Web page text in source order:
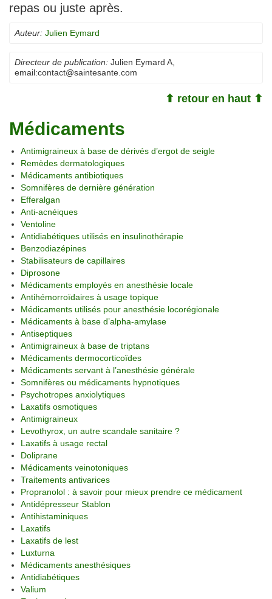
repas ou juste après.
Auteur: Julien Eymard
Directeur de publication: Julien Eymard A
email:contact@saintesante.com
⬆ retour en haut ⬆
Médicaments
Antimigraineux à base de dérivés d’ergot de seigle
Remèdes dermatologiques
Médicaments antibiotiques
Somnifères de dernière génération
Efferalgan
Anti-acnéiques
Ventoline
Antidiabétiques utilisés en insulinothérapie
Benzodiazépines
Stabilisateurs de capillaires
Diprosone
Médicaments employés en anesthésie locale
Antihémorroïdaires à usage topique
Médicaments utilisés pour anesthésie locorégionale
Médicaments à base d’alpha-amylase
Antiseptiques
Antimigraineux à base de triptans
Médicaments dermocorticoïdes
Médicaments servant à l’anesthésie générale
Somnifères ou médicaments hypnotiques
Psychotropes anxiolytiques
Laxatifs osmotiques
Antimigraineux
Levothyrox, un autre scandale sanitaire ?
Laxatifs à usage rectal
Doliprane
Médicaments veinotoniques
Traitements antivarices
Propranolol : à savoir pour mieux prendre ce médicament
Antidépresseur Stablon
Antihistaminiques
Laxatifs
Laxatifs de lest
Luxturna
Médicaments anesthésiques
Antidiabétiques
Valium